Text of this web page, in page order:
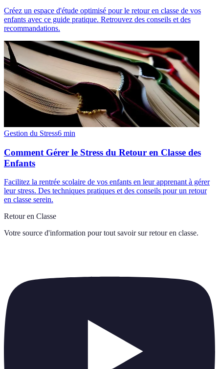
Créez un espace d'étude optimisé pour le retour en classe de vos
enfants avec ce guide pratique. Retrouvez des conseils et des
recommandations.
Gestion du Stress6 min
Comment Gérer le Stress du Retour en Classe des
Enfants
Facilitez la rentrée scolaire de vos enfants en leur apprenant à gérer
leur stress. Des techniques pratiques et des conseils pour un retour
en classe serein.
Retour en Classe
Votre source d'information pour tout savoir sur retour en classe.